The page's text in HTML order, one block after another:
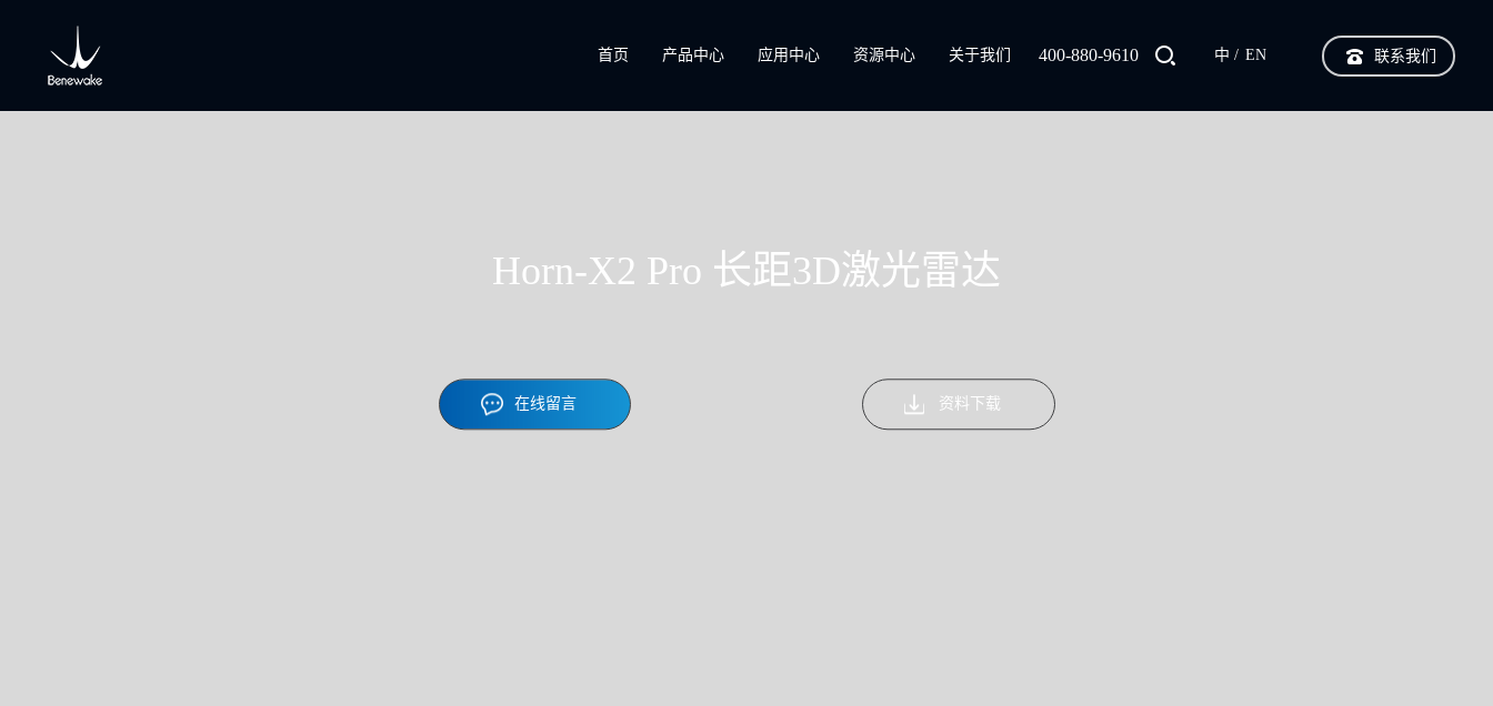
首页 产品中心 应用中心 资源中心 关于我们 400-880-9610 中 EN 联系我们
Horn-X2 Pro 长距3D激光雷达
在线留言 资料下载